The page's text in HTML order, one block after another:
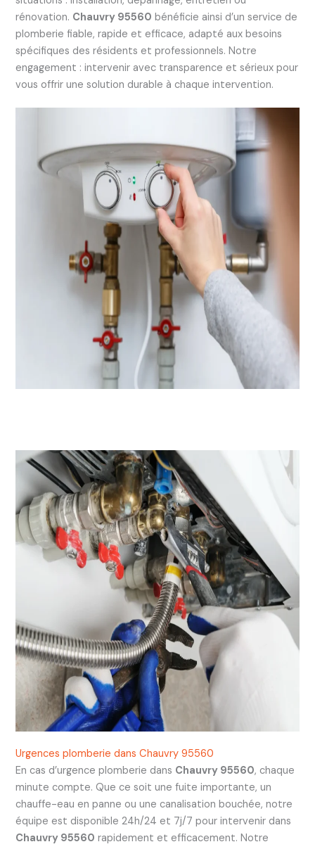
rénovation. Chauvry 95560 bénéficie ainsi d’un service de
plomberie fiable, rapide et efficace, adapté aux besoins
spécifiques des résidents et professionnels. Notre
engagement : intervenir avec transparence et sérieux pour
vous offrir une solution durable à chaque intervention.
Urgences plomberie dans Chauvry 95560
En cas d’urgence plomberie dans Chauvry 95560, chaque
minute compte. Que ce soit une fuite importante, un
chauffe-eau en panne ou une canalisation bouchée, notre
équipe est disponible 24h/24 et 7j/7 pour intervenir dans
Chauvry 95560 rapidement et efficacement. Notre